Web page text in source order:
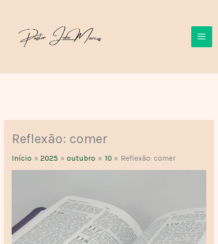
conteúdo
Reflexão: comer
Início 2025 outubro 10 Reflexão: comer